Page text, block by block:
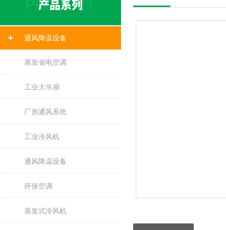
通风降温设备
蒸发省电空调
工业大吊扇
厂房通风系统
工业冷风机
通风降温设备
环保空调
蒸发式冷风机